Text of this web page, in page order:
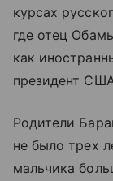
курсах
где отец
как
президент
Родители
не было трех
мальчика